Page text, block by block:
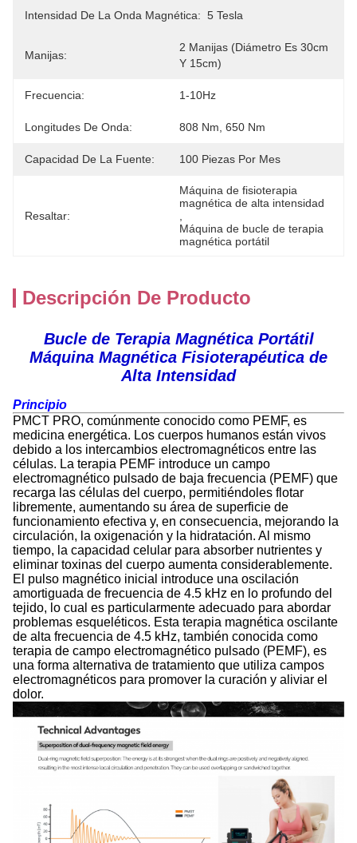
Intensidad De La Onda Magnética: 5 Tesla
Manijas:
2 Manijas (diámetro Es 30cm
Y 15cm)
Frecuencia: 1-10Hz
Longitudes De Onda: 808 Nm, 650 Nm
Capacidad De La Fuente: 100 Piezas Por Mes
Resaltar:
Máquina de fisioterapia
magnética de alta intensidad
Máquina de bucle de terapia
magnética portátil
Descripción De Producto
Bucle de Terapia Magnética Portátil
Máquina Magnética Fisioterapéutica de
Alta Intensidad
Principio
PMCT PRO, comúnmente conocido como PEMF, es
medicina energética. Los cuerpos humanos están vivos
debido a los intercambios electromagnéticos entre las
células. La terapia PEMF introduce un campo
electromagnético pulsado de baja frecuencia (PEMF) que
recarga las células del cuerpo, permitiéndoles flotar
libremente, aumentando su área de superficie de
funcionamiento efectiva y, en consecuencia, mejorando la
circulación, la oxigenación y la hidratación. Al mismo
tiempo, la capacidad celular para absorber nutrientes y
eliminar toxinas del cuerpo aumenta considerablemente.
El pulso magnético inicial introduce una oscilación
amortiguada de frecuencia de 4.5 kHz en lo profundo del
tejido, lo cual es particularmente adecuado para abordar
problemas esqueléticos. Esta terapia magnética oscilante
de alta frecuencia de 4.5 kHz, también conocida como
terapia de campo electromagnético pulsado (PEMF), es
una forma alternativa de tratamiento que utiliza campos
electromagnéticos para promover la curación y aliviar el
dolor.